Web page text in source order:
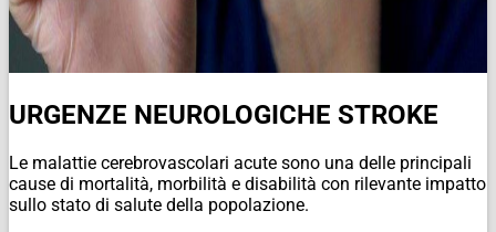
URGENZE NEUROLOGICHE STROKE
Le malattie cerebrovascolari acute sono una delle principali
cause di mortalità, morbilità e disabilità con rilevante impatto
sullo stato di salute della popolazione.